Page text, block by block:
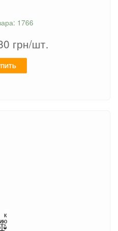
1766
грн/шт.
К